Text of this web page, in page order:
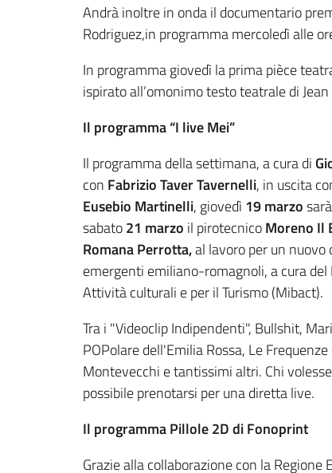
Andrà inoltre in onda il documentario
Rodriguez,in programma mercoledì alle
In programma giovedì la prima pièce
ispirato all’omonimo testo teatrale di
Il programma “I live Mei”
Il programma della settimana, a cura di
con Fabrizio Taver Tavernelli, in uscita
Eusebio Martinelli, giovedì 19 marzo
sabato21 marzo il pirotecnicoMoreno Il
Romana Perrotta,al lavoro per un
emergenti emiliano-romagnoli, a cura
Attività culturali e per il Turismo (Mibact).
Tra i "Videoclip Indipendenti", Bullshit,
POPolare dell'Emilia Rossa, Le
Montevecchi e tantissimi altri. Chi
possibile prenotarsi per una diretta live.
Il programma Pillole 2D di Fonoprint
Grazie alla collaborazione con la